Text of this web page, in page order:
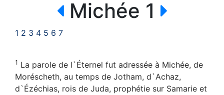
Michée 1
1 2 3 4 5 6 7
1 La parole de l`Éternel fut adressée à Michée, de
Moréscheth, au temps de Jotham, d`Achaz,
d`Ézéchias, rois de Juda, prophétie sur Samarie et